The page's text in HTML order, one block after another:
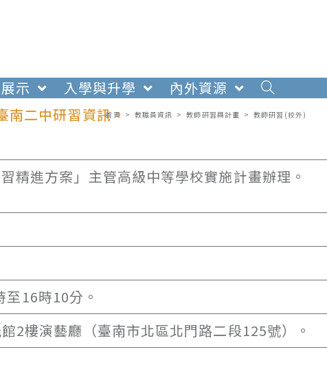
示 入學與升學
內外資源
南二中研習資訊。
首頁 > 教職員資訊 > 教師研習與計畫 > 教師研習(校外)
精進方案」主管高級中等學校實施計畫辦理。
16時10分。
2樓演藝廳（臺南市北區北門路二段125號）。